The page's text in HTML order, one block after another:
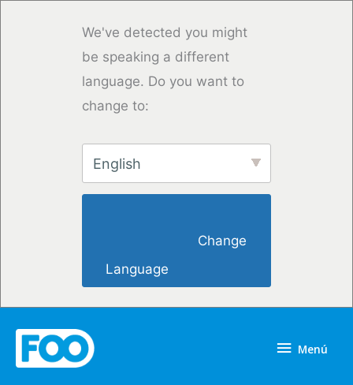
We've detected you might
be speaking a different
language. Do you want to
change to:
English
Language
Menú